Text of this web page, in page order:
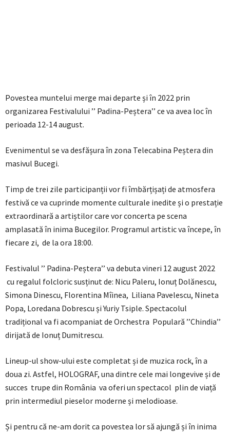
Povestea muntelui merge mai departe și în 2022 prin
organizarea Festivalului ’’ Padina-Peștera’’ ce va avea loc în
perioada 12-14 august.
Evenimentul se va desfășura în zona Telecabina Peștera din
masivul Bucegi.
Timp de trei zile participanții vor fi îmbărțișați de atmosfera
festivă ce va cuprinde momente culturale inedite și o prestație
extraordinară a artiștilor care vor concerta pe scena
amplasată în inima Bucegilor. Programul artistic va începe, în
fiecare zi, de la ora 18:00.
Festivalul ’’ Padina-Peștera’’ va debuta vineri 12 august 2022
cu regalul folcloric susținut de: Nicu Paleru, Ionuț Dolănescu,
Simona Dinescu, Florentina Mîinea, Liliana Pavelescu, Nineta
Popa, Loredana Dobrescu și Yuriy Tsiple. Spectacolul
tradițional va fi acompaniat de Orchestra Populară ’’Chindia’’
dirijată de Ionuț Dumitrescu.
Lineup-ul show-ului este completat și de muzica rock, în a
doua zi. Astfel, HOLOGRAF, una dintre cele mai longevive și de
succes trupe din România va oferi un spectacol plin de viață
prin intermediul pieselor moderne și melodioase.
Și pentru că ne-am dorit ca povestea lor să ajungă și în inima